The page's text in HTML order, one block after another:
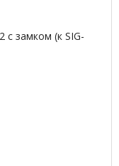
с замком (к SIG-